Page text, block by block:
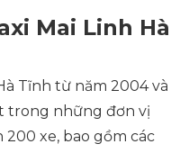
Mai Linh Hà
Tĩnh từ năm 2004 và
trong những đơn vị
200 xe, bao gồm các